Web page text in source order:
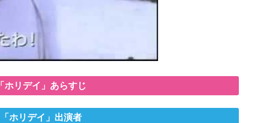
「ホリデイ」あらすじ
「ホリデイ」出演者